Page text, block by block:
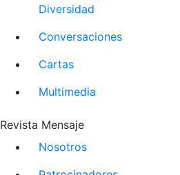
Diversidad
Conversaciones
Cartas
Multimedia
Revista Mensaje
Nosotros